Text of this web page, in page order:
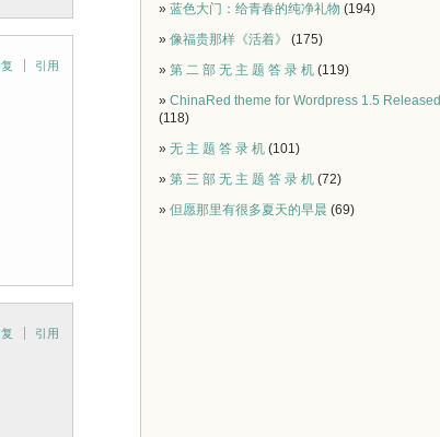
引用
引用
» 蓝色大门：给青春的纯净礼物 (194)
» 像福贵那样《活着》
(175)
» 第 二 部 无 主 题 答 录 机 (119)
» ChinaRed theme for Wordpress 1.5 Released
(118)
» 无 主 题 答 录 机 (101)
» 第 三 部 无 主 题 答 录 机 (72)
» 但愿那里有很多夏天的早晨 (69)